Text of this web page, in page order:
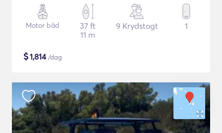
Motor båd
37 ft
11 m
9 Krydstogt 1
$1,814/dag